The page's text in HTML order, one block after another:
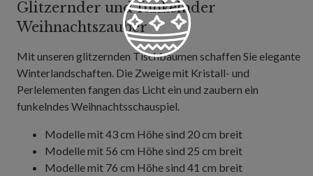
Glitzernder und funkelnder
Weihnachtszauber
Mit unseren glitzernden Tischbäumen schaffen Sie elegante
Winterlandschaften. Die Zweige mit Kristall- und
Perlelementen fangen das Licht ein und zaubern ein
funkelndes Weihnachtsschauspiel.
Modelle mit 43 cm Höhe sind 20 cm breit
Modelle mit 56 cm Höhe sind 25 cm breit
Modelle mit 76 cm Höhe sind 41 cm breit